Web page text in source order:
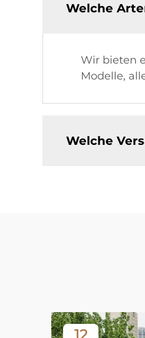
Welche
Wir bieten
Modelle,
Welche